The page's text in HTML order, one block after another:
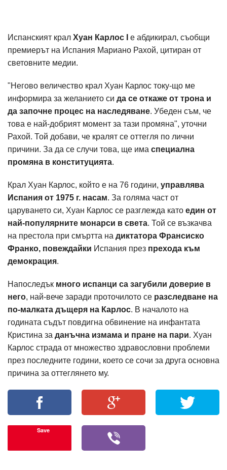
Испанският крал Хуан Карлос I е абдикирал, съобщи
премиерът на Испания Мариано Рахой, цитиран от
световните медии.
"Негово величество крал Хуан Карлос току-що ме
информира за желанието си да се откаже от трона и
да започне процес на наследяване. Убеден съм, че
това е най-добрият момент за тази промяна", уточни
Рахой. Той добави, че кралят се оттегля по лични
причини. За да се случи това, ще има специална
промяна в конституцията.
Крал Хуан Карлос, който е на 76 години, управлява
Испания от 1975 г. насам. За голяма част от
царуването си, Хуан Карлос се разглежда като един от
най-популярните монарси в света. Той се възкачва
на престола при смъртта на диктатора Франсиско
Франко, повеждайки Испания през прехода към
демокрация.
Напоследък много испанци са загубили доверие в
него, най-вече заради проточилото се разследване на
по-малката дъщеря на Карлос. В началото на
годината съдът повдигна обвинение на инфантата
Кристина за данъчна измама и пране на пари. Хуан
Карлос страда от множество здравословни проблеми
през последните години, което се сочи за друга основна
причина за оттеглянето му.
Save